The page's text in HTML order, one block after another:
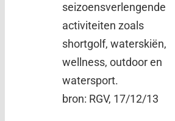
seizoensverlengende
activiteiten zoals
shortgolf, waterskiën,
wellness, outdoor en
watersport.
bron: RGV, 17/12/13